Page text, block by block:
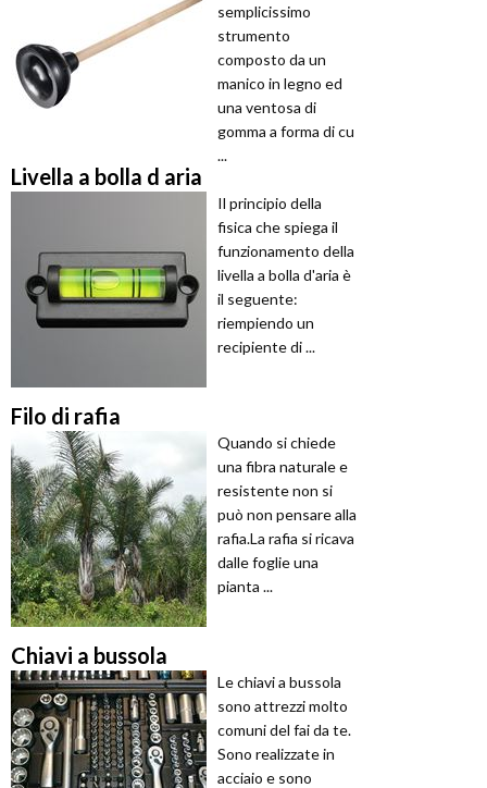
semplicissimo
strumento
composto da un
manico in legno ed
una ventosa di
gomma a forma di cu
...
Livella a bolla d aria
Il principio della
fisica che spiega il
funzionamento della
livella a bolla d'aria è
il seguente:
riempiendo un
recipiente di ...
Filo di rafia
Quando si chiede
una fibra naturale e
resistente non si
può non pensare alla
rafia.La rafia si ricava
dalle foglie una
pianta ...
Chiavi a bussola
Le chiavi a bussola
sono attrezzi molto
comuni del fai da te.
Sono realizzate in
acciaio e sono